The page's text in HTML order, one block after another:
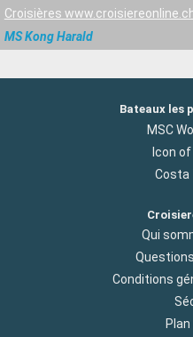
Croisières
MS Kong Harald
Bateaux les
MSC
Icon
Costa
Qui
Conditions